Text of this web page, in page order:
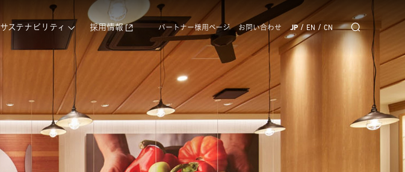
サステナビリティ 採用情報 パートナー様用ページ お問い合わせ JP / EN / CN